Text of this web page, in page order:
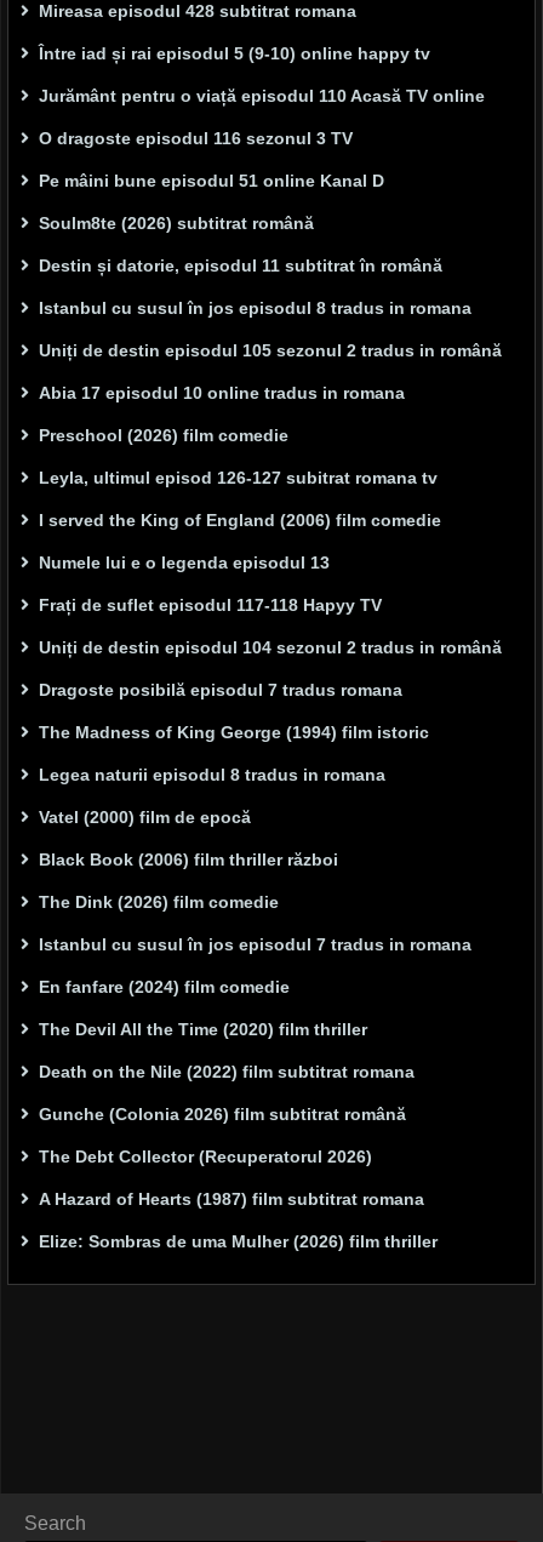
Mireasa episodul 428 subtitrat romana
Între iad și rai episodul 5 (9-10) online happy tv
Jurământ pentru o viață episodul 110 Acasă TV online
O dragoste episodul 116 sezonul 3 TV
Pe mâini bune episodul 51 online Kanal D
Soulm8te (2026) subtitrat română
Destin și datorie, episodul 11 subtitrat în română
Istanbul cu susul în jos episodul 8 tradus in romana
Uniți de destin episodul 105 sezonul 2 tradus in română
Abia 17 episodul 10 online tradus in romana
Preschool (2026) film comedie
Leyla, ultimul episod 126-127 subitrat romana tv
I served the King of England (2006) film comedie
Numele lui e o legenda episodul 13
Frați de suflet episodul 117-118 Hapyy TV
Uniți de destin episodul 104 sezonul 2 tradus in română
Dragoste posibilă episodul 7 tradus romana
The Madness of King George (1994) film istoric
Legea naturii episodul 8 tradus in romana
Vatel (2000) film de epocă
Black Book (2006) film thriller război
The Dink (2026) film comedie
Istanbul cu susul în jos episodul 7 tradus in romana
En fanfare (2024) film comedie
The Devil All the Time (2020) film thriller
Death on the Nile (2022) film subtitrat romana
Gunche (Colonia 2026) film subtitrat română
The Debt Collector (Recuperatorul 2026)
A Hazard of Hearts (1987) film subtitrat romana
Elize: Sombras de uma Mulher (2026) film thriller
Search